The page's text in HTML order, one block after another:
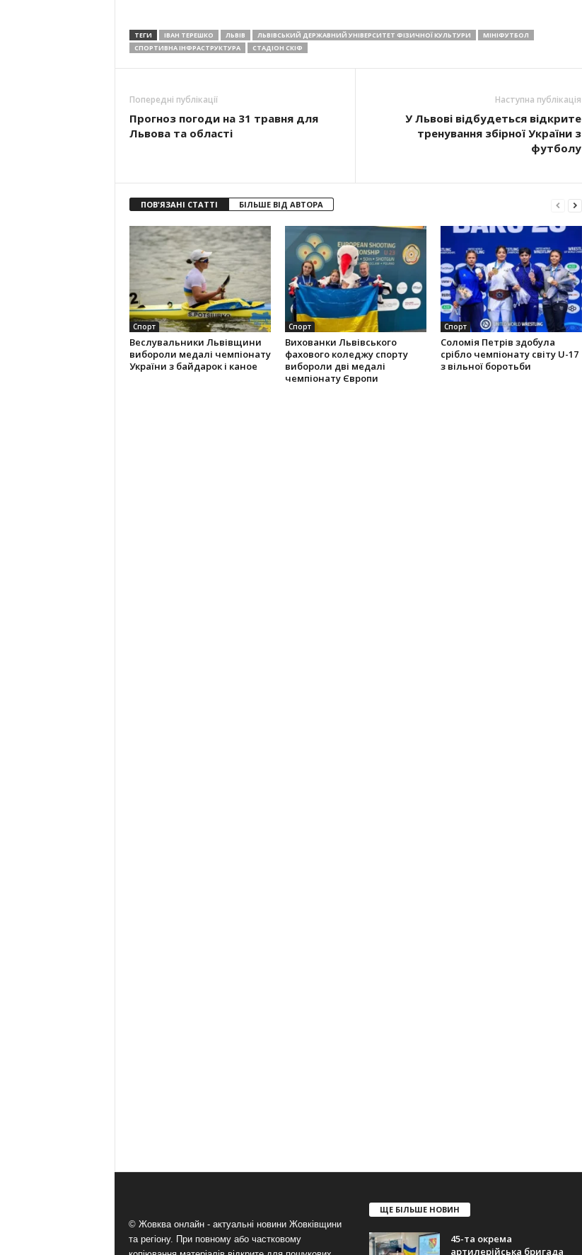
ТЕГИ ІВАН ТЕРЕШКО ЛЬВІВ ЛЬВІВСЬКИЙ ДЕРЖАВНИЙ УНІВЕРСИТЕТ ФІЗИЧНОЇ КУЛЬТУРИ
МІНІФУТБОЛ
СПОРТИВНА ІНФРАСТРУКТУРА
СТАДІОН СКІФ
Попередні публікації
Прогноз погоди на 31 травня для
Львова та області
Наступна публікація
У Львові відбудеться відкрите
тренування збірної України з
футболу
ПОВ'ЯЗАНІ СТАТТІ БІЛЬШЕ ВІД АВТОРА
Спорт
Веслувальники Львівщини
вибороли медалі чемпіонату
України з байдарок і каное
Спорт
Вихованки Львівського
фахового коледжу спорту
вибороли дві медалі
чемпіонату Європи
Спорт
Соломія Петрів здобула
срібло чемпіонату світу U-17
з вільної боротьби
© Жовква онлайн - актуальні новини Жовківщини
та регіону. При повному або частковому
ЩЕ БІЛЬШЕ НОВИН
45-та окрема
артилерійська бригада